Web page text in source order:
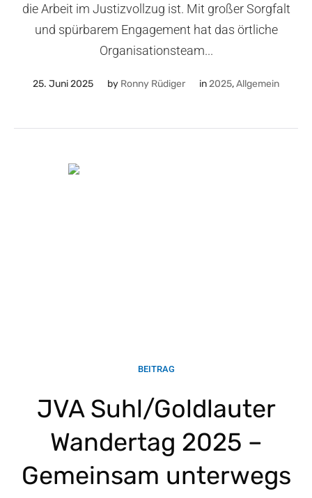
die Arbeit im Justizvollzug ist. Mit großer Sorgfalt
und spürbarem Engagement hat das örtliche
Organisationsteam...
25. Juni 2025 by Ronny Rüdiger in2025,Allgemein
BEITRAG
JVA Suhl/Goldlauter
Wandertag 2025 –
Gemeinsam unterwegs